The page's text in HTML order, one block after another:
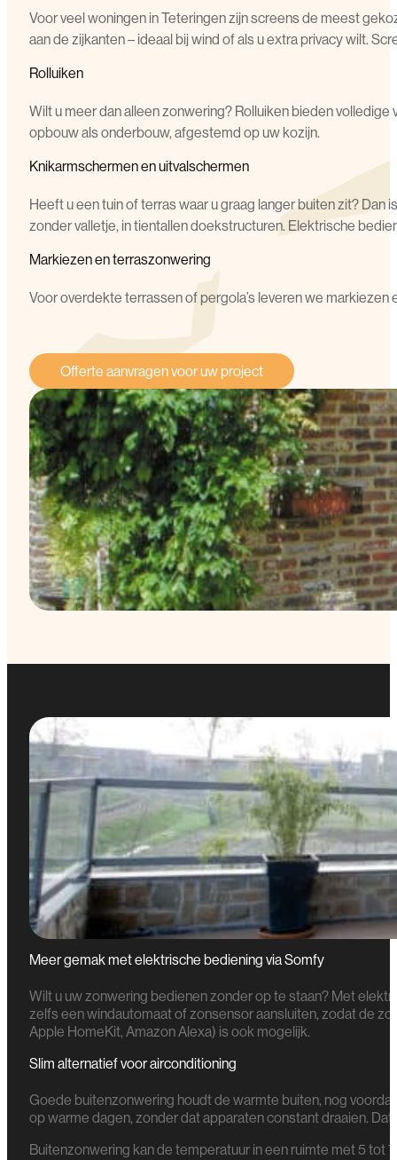
Voor veel woningen in Teteringen zijn screens de meest
aan de zijkanten – ideaal bij wind of als u extra privacy wilt.
Rolluiken
Wilt u meer dan alleen zonwering? Rolluiken bieden
opbouw als onderbouw, afgestemd op uw kozijn.
Knikarmschermen en uitvalschermen
Heeft u een tuin of terras waar u graag langer buiten zit?
zonder valletje, in tientallen doekstructuren. Elektrische
Markiezen en terraszonwering
Voor overdekte terrassen of pergola’s leveren we
Offerte aanvragen voor uw project
Meer gemak met elektrische bediening via Somfy
Wilt u uw zonwering bedienen zonder op te staan? Met
zelfs een windautomaat of zonsensor aansluiten, zodat de
Apple HomeKit, Amazon Alexa) is ook mogelijk.
Slim alternatief voor airconditioning
Goede buitenzonwering houdt de warmte buiten, nog
op warme dagen, zonder dat apparaten constant draaien.
Buitenzonwering kan de temperatuur in een ruimte met 5 tot